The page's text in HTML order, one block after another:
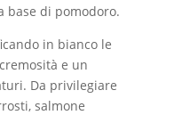
base di pomodoro.
in bianco le
e un
Da privilegiare
salmone